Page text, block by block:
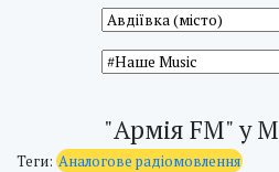
"Армія FM" у
Теги: Аналогове радіомовлення